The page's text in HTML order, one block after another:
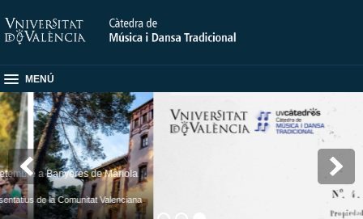
MENÚ
de Mariola
Valenciana